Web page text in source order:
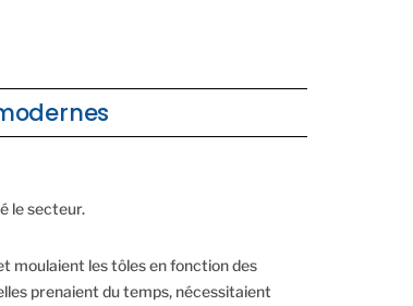
le secteur.
moulaient les tôles en fonction des
prenaient du temps, nécessitaient